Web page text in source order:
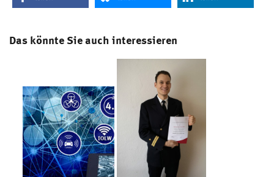
Das könnte Sie auch interessieren